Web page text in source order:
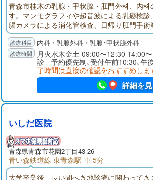
青森市桂木の乳腺・甲状腺・肛門外科、内
す。マンモグラフィや超音波による乳癌検
腸カメラによる消化管検査、日帰り肛門手
曜日も午後６時まで診療。サンロード青森
科・サン調剤薬局桂木店となり。
内科・乳腺外科・乳腺･甲状腺外科
月火水木金土 09:00〜12:30 14:00
診 予約優先制､受付午前10:30､午
了時間は直接の確認をおすすめしま
詳細を
いしだ医院
青森県青森市花園2丁目43-26
青い森鉄道線 東青森駅 車 5分
大学卒業後、長い間へき地診療に関わって